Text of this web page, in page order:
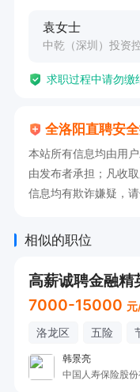
00-6500元）
6、晋升福利
入职满三个月可参
入职即享带薪培训
训，不断提升工作
招聘电话回访客服
洛阳市西工区王府
袁女士
中乾（深圳）投资
求职过程中请勿缴
全洛阳直聘安
本站所有信息均由用
由发布者承担；凡收
信息均有欺诈嫌疑，
相似的职位
高薪诚聘金融
7000-15000 元
洛龙区 五险
韩景亮